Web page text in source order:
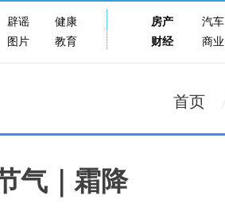
辟谣 健康 房产 汽车
图片 教育 财经 商业
首页
气｜霜降